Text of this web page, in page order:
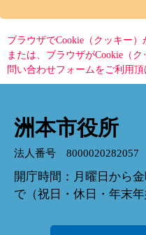
ブラウザでCookie（クッキー
または、ブラウザがCookie（
問い合わせフォームをご利用頂
洲本市役所
法人番号 8000020282057
開庁時間：月曜日から
で（祝日・休日・年末年